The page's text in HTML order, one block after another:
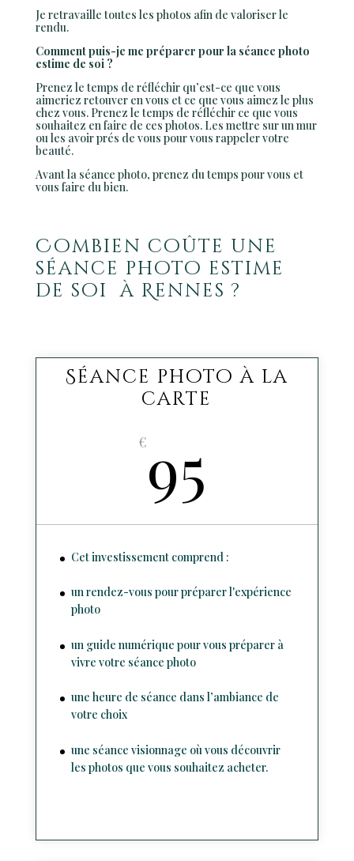
Je retravaille toutes les photos afin de valoriser le
rendu.
Comment puis-je me préparer pour la séance photo
estime de soi ?
Prenez le temps de réfléchir qu’est-ce que vous
aimeriez retouver en vous et ce que vous aimez le plus
chez vous. Prenez le temps de réfléchir ce que vous
souhaitez en faire de ces photos. Les mettre sur un mur
ou les avoir prés de vous pour vous rappeler votre
beauté.
Avant la séance photo, prenez du temps pour vous et
vous faire du bien.
Combien coûte une
séance photo estime
de soi à Rennes ?
Séance photo à la
carte
€95
Cet investissement comprend :
un rendez-vous pour préparer l'expérience
photo
un guide numérique pour vous préparer à
vivre votre séance photo
une heure de séance dans l’ambiance de
votre choix
une séance visionnage où vous découvrir
les photos que vous souhaitez acheter.